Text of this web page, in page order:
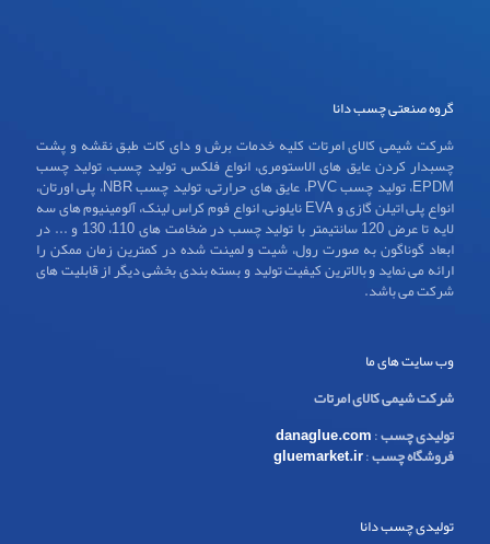
گروه صنعتی چسب دانا
شرکت شیمی کالای امرتات کلیه خدمات برش و دای کات طبق نقشه و پشت
چسبدار کردن عایق های الاستومری، انواع فلکس، تولید چسب، تولید چسب
EPDM، تولید چسب PVC، عایق های حرارتی، تولید چسب NBR، پلی اورتان،
انواع پلی اتیلن گازی و EVA نایلونی، انواع فوم کراس لینک، آلومینیوم های سه
لایه تا عرض 120 سانتیمتر با تولید چسب در ضخامت های 110، 130 و ... در
ابعاد گوناگون به صورت رول، شیت و لمینت شده در کمترین زمان ممکن را
ارائه می نماید و بالاترین کیفیت تولید و بسته بندی بخشی دیگر از قابلیت های
شرکت می باشد.
وب سایت های ما
شرکت شیمی کالای امرتات
تولیدی چسب:
danaglue.com
فروشگاه چسب:
gluemarket.ir
تولیدی چسب دانا